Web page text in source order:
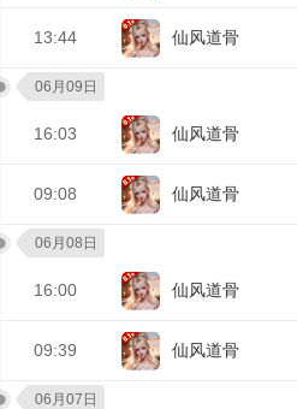
13:44 仙风道骨
06月09日
16:03 仙风道骨
09:08 仙风道骨
06月08日
16:00 仙风道骨
09:39 仙风道骨
06月07日